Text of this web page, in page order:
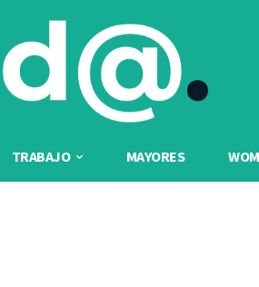
TRABAJO MAYORES